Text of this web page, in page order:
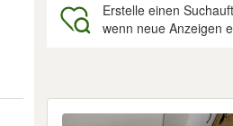
Erstelle einen
wenn neue Anzeigen